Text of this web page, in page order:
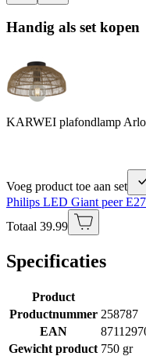
Handig als set kopen
KARWEI plafondlamp
Voeg product toe aan set
Philips LED Giant peer
Totaal 39.99
Specificaties
Product
Productnummer 258787
EAN
Gewicht product 750 gr